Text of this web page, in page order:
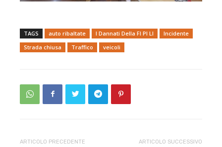
TAGS auto ribaltate I Dannati Della FI PI LI
Incidente
Strada chiusa
Traffico veicoli
ARTICOLO PRECEDENTE ARTICOLO SUCCESSIVO